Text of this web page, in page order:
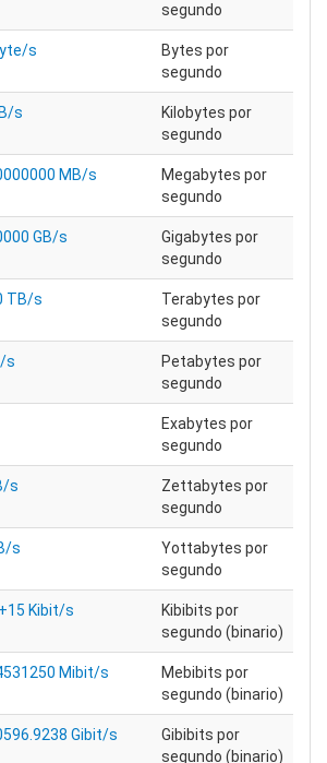
segundo
s
Bytes por
segundo
s
Kilobytes por
segundo
MB/s
Megabytes por
segundo
GB/s
Gigabytes por
segundo
TB/s
Terabytes por
segundo
s
Petabytes por
segundo
Exabytes por
segundo
s
Zettabytes por
segundo
s
Yottabytes por
segundo
Kibit/s
Kibibits por
segundo (binario)
Mibit/s
Mebibits por
segundo (binario)
Gibit/s
Gibibits por
segundo (binario)